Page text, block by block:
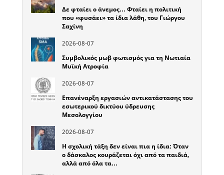
Δε φταίει ο άνεμος… Φταίει η πολιτική
που «φυσάει» τα ίδια λάθη, του Γιώργου
Σαχίνη
2026-08-07
Συμβολικός μωβ φωτισμός για τη Νωτιαία
Μυϊκή Ατροφία
2026-08-07
Επανέναρξη εργασιών αντικατάστασης του
εσωτερικού δικτύου ύδρευσης
Μεσολογγίου
2026-08-07
Η σχολική τάξη δεν είναι πια η ίδια: Όταν
ο δάσκαλος κουράζεται όχι από τα παιδιά,
αλλά από όλα τα…